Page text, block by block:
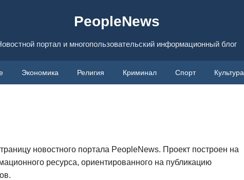
PeopleNews
портал и многопользовательский информационный блог
Экономика Религия Криминал Спорт Культура
новостного портала PeopleNews. Проект построен на
ресурса, ориентированного на публикацию